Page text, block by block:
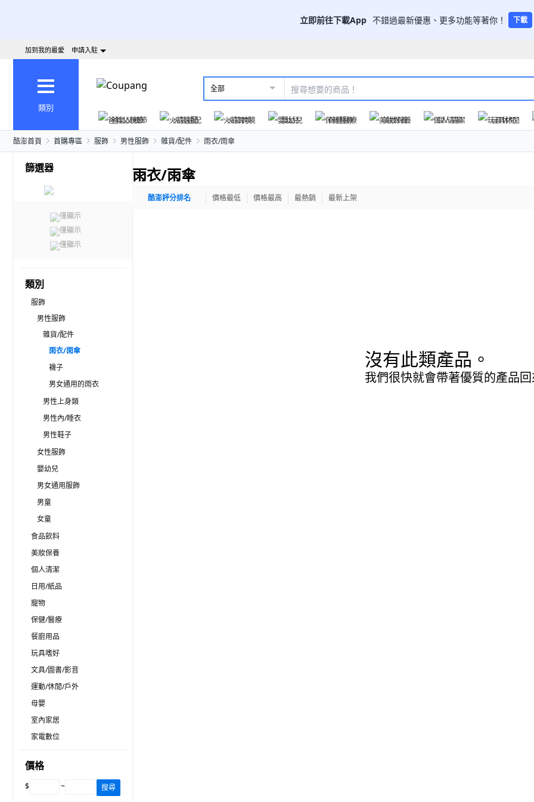
立即前往下載App 不錯過最新優惠、更多功能等著你！ 下載
加到我的最愛 申請入駐
類別
全部
爸氣父親節 火箭速配 火箭跨境 嬰幼兒 保健醫療 美妝保養 個人清潔 玩具休閒
酷澎首頁 首購專區 服飾 男性服飾 雜貨/配件 雨衣/雨傘
篩選器
僅顯示
僅顯示
僅顯示
類別
服飾
男性服飾
雜貨/配件
雨衣/雨傘
襪子
男女通用的雨衣
男性上身類
男性內/睡衣
男性鞋子
女性服飾
嬰幼兒
男女通用服飾
男童
女童
食品飲料
美妝保養
個人清潔
日用/紙品
寵物
保健/醫療
餐廚用品
玩具嗜好
文具/圖書/影音
運動/休閒/戶外
母嬰
室內家居
家電數位
價格
$ ~ 搜尋
雨衣/雨傘
酷澎評分排名 價格最低 價格最高 最熱銷 最新上架
沒有此類產品。
我們很快就會帶著優質的產品